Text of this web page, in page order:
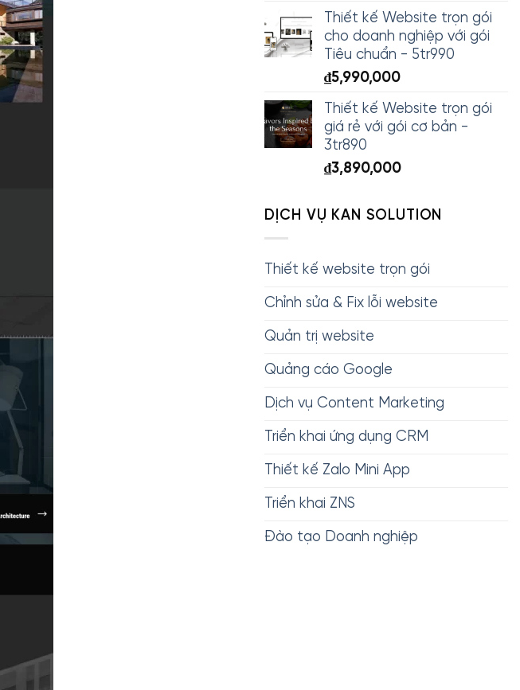
Thiết kế Website trọn gói
cho doanh nghiệp với gói
Tiêu chuẩn - 5tr990
₫5,990,000
Thiết kế Website trọn gói
giá rẻ với gói cơ bản -
3tr890
₫3,890,000
DỊCH VỤ KAN SOLUTION
Thiết kế website trọn gói
Chỉnh sửa & Fix lỗi website
Quản trị website
Quảng cáo Google
Dịch vụ Content Marketing
Triển khai ứng dụng CRM
Thiết kế Zalo Mini App
Triển khai ZNS
Đào tạo Doanh nghiệp